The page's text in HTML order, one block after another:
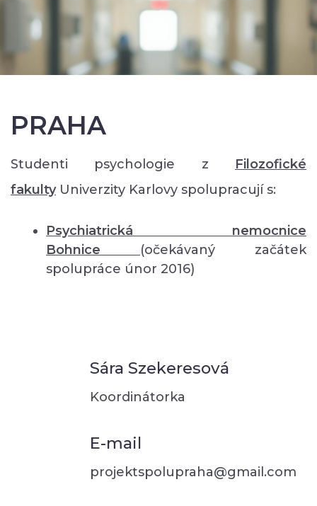
PRAHA
Studenti psychologie z Filozofické
fakulty Univerzity Karlovy spolupracují s:
Psychiatrická nemocnice
Bohnice (očekávaný začátek
spolupráce únor 2016)
Sára Szekeresová
Koordinátorka
E-mail
projektspolupraha@gmail.com